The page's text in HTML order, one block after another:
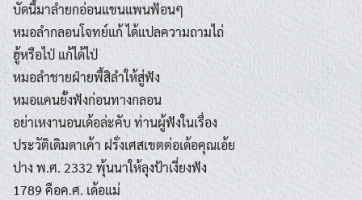
บัดนี้มาลำยกอ่อนแขนแพนฟ้อนๆ
หมอลำกลอนโจทย์แก้ ได้แปลความถามไถ่
ฮู้หรือไป่ แก้ได้ไป่
หมอลำชายฝ่ายพี้สิลำให้สู่ฟัง
หมอแคนยั้งฟังก่อนทางกลอน
อย่าเหงานอนเด้อล่ะคับ ท่านผู้ฟังในเรื่อง
ประวัติเดิมดาเค้า ฝรั่งเศสเขตต่อเด้อคุณเอ้ย
ปาง พ.ศ. 2332 พุ้นนาให้ลุงป้าเงี่ยงฟัง
1789 คือค.ศ. เด้อแม่